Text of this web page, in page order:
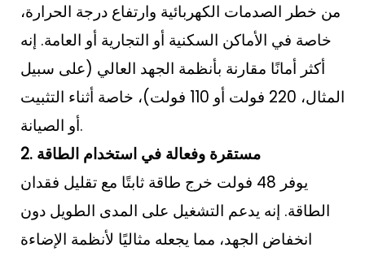
من خطر الصدمات الكهربائية وارتفاع درجة الحرارة،
خاصة في الأماكن السكنية أو التجارية أو العامة. إنه
أكثر أمانًا مقارنة بأنظمة الجهد العالي (على سبيل
المثال، 220 فولت أو 110 فولت)، خاصة أثناء التثبيت
أو الصيانة.
2. مستقرة وفعالة في استخدام الطاقة
يوفر 48 فولت خرج طاقة ثابتًا مع تقليل فقدان
الطاقة. إنه يدعم التشغيل على المدى الطويل دون
انخفاض الجهد، مما يجعله مثاليًا لأنظمة الإضاءة